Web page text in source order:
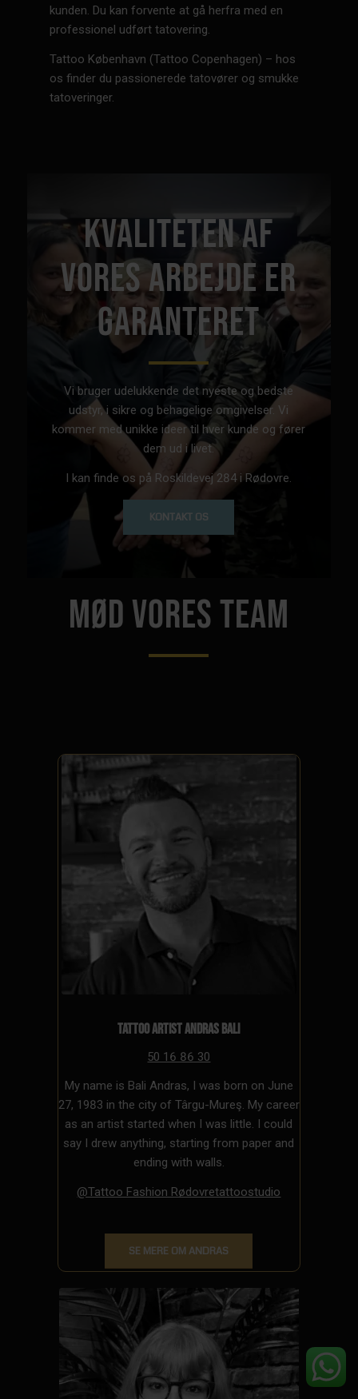
kunden. Du kan forvente at gå herfra med en
professionel udført tatovering.
Tattoo København (Tattoo Copenhagen) – hos
os finder du passionerede tatovører og smukke
tatoveringer.
KVALITETEN AF
VORES ARBEJDE ER
GARANTERET
Vi bruger udelukkende det nyeste og bedste
udstyr, i sikre og behagelige omgivelser. Vi
kommer med unikke ideer til hver kunde og fører
dem ud i livet.
I kan finde os på Roskildevej 284 i Rødovre.
KONTAKT OS
MØD VORES TEAM
TATTOO ARTIST ANDRAS BALI
50 16 86 30
My name is Bali Andras, I was born on June
27, 1983 in the city of Târgu-Mureş. My career
as an artist started when I was little. I could
say I drew anything, starting from paper and
ending with walls.
@Tattoo Fashion Rødovretattoostudio
SE MERE OM ANDRAS